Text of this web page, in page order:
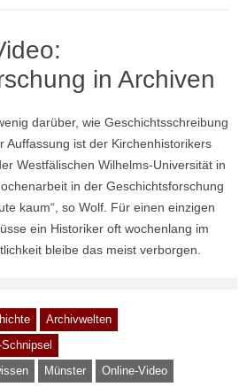
in Archiven
darüber, wie Geschichtsschreibung
Auffassung ist der Kirchenhistorikers
Westfälischen Wilhelms-Universität in
in der Geschichtsforschung
kaum“, so Wolf. Für einen einzigen
ein Historiker oft wochenlang im
bleibe das meist verborgen.
Archivwelten
Münster Online-Video